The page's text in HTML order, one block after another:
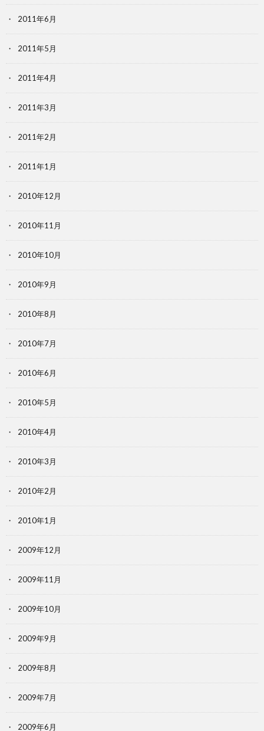
2011年6月
2011年5月
2011年4月
2011年3月
2011年2月
2011年1月
2010年12月
2010年11月
2010年10月
2010年9月
2010年8月
2010年7月
2010年6月
2010年5月
2010年4月
2010年3月
2010年2月
2010年1月
2009年12月
2009年11月
2009年10月
2009年9月
2009年8月
2009年7月
2009年6月